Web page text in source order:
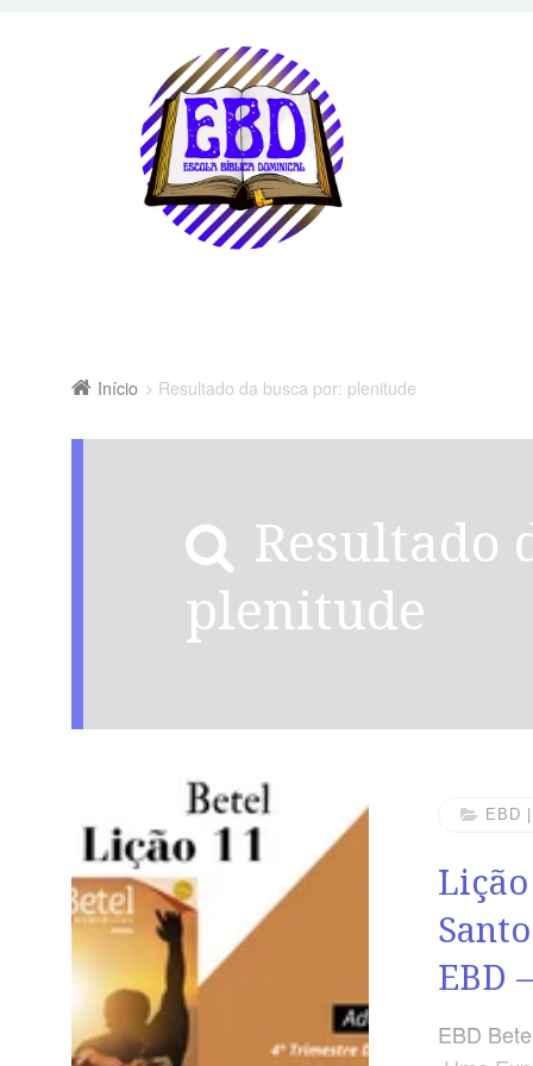
Início Resultado da busca por: plenitude
Resultado da busca por:
plenitude
EBD
EBD
EBD